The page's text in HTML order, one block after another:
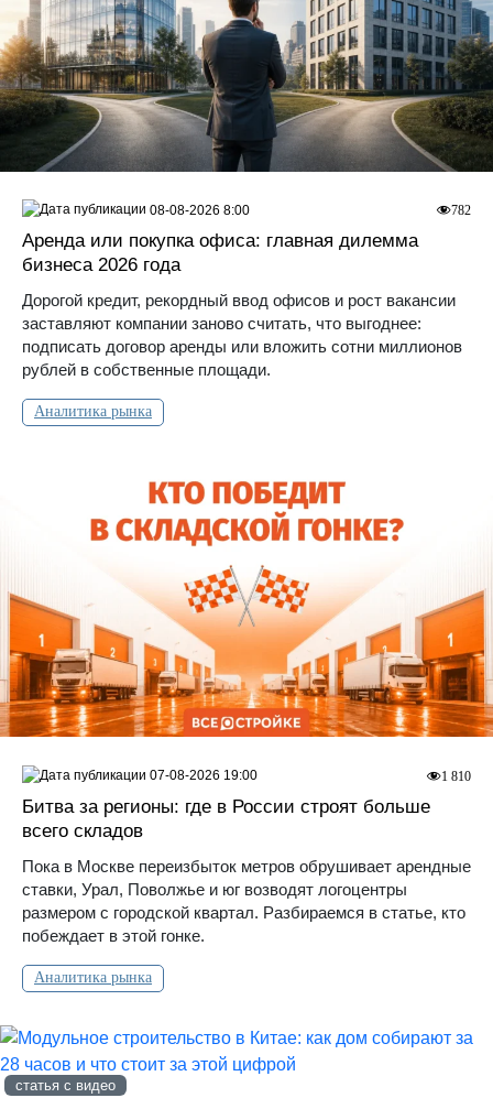
Аренда или покупка офиса: главная дилемма
бизнеса 2026 года
Дорогой кредит, рекордный ввод офисов и рост вакансии
заставляют компании заново считать, что выгоднее:
подписать договор аренды или вложить сотни миллионов
рублей в собственные площади.
Аналитика рынка
782
08-08-2026 8:00
Битва за регионы: где в России строят больше
всего складов
Пока в Москве переизбыток метров обрушивает арендные
ставки, Урал, Поволжье и юг возводят логоцентры
размером с городской квартал. Разбираемся в статье, кто
побеждает в этой гонке.
Аналитика рынка
1 810
07-08-2026 19:00
статья с видео